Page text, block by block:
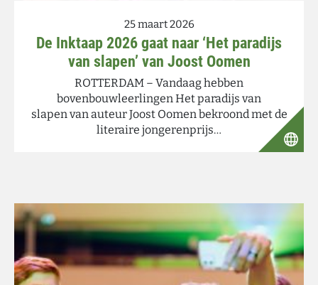
25 maart 2026
De Inktaap 2026 gaat naar ‘Het paradijs
van slapen’ van Joost Oomen
ROTTERDAM – Vandaag hebben
bovenbouwleerlingen Het paradijs van
slapen van auteur Joost Oomen bekroond met de
literaire jongerenprijs…